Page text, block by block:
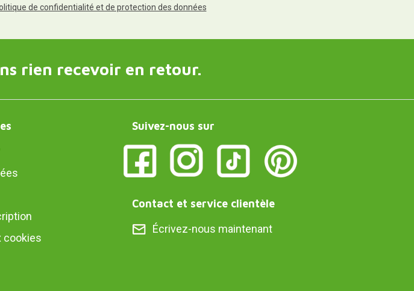
de confidentialité et de protection des données
rien recevoir en retour.
cookies
Suivez-nous sur
Contact et service clientèle
Écrivez-nous maintenant